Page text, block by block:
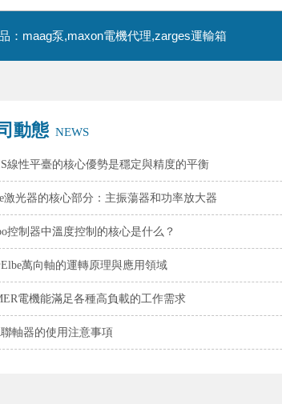
：maag泵,maxon電機代理,zarges運輸箱
動態 NEWS
線性平臺的核心優勢是穩定與精度的平衡
激光器的核心部分：主振蕩器和功率放大器
控制器中溫度控制的核心是什么？
萬向軸的運轉原理與應用領域
電機能滿足各種高負載的工作需求
軸器的使用注意事項